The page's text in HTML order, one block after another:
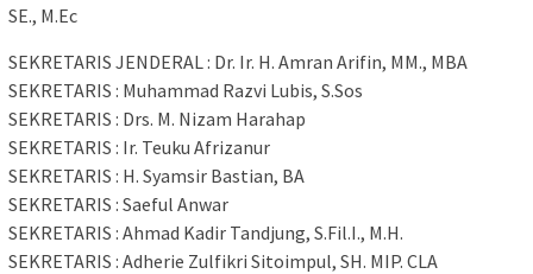
SE., M.Ec
SEKRETARIS JENDERAL : Dr. Ir. H. Amran Arifin, MM., MBA
SEKRETARIS : Muhammad Razvi Lubis, S.Sos
SEKRETARIS : Drs. M. Nizam Harahap
SEKRETARIS : Ir. Teuku Afrizanur
SEKRETARIS : H. Syamsir Bastian, BA
SEKRETARIS : Saeful Anwar
SEKRETARIS : Ahmad Kadir Tandjung, S.Fil.I., M.H.
SEKRETARIS : Adherie Zulfikri Sitoimpul, SH. MIP. CLA